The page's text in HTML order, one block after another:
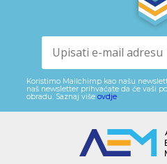
Koristimo Mailchimp kao našu
naš newsletter prihvaćate da će vaši
obradu. Saznaj više ovdje.